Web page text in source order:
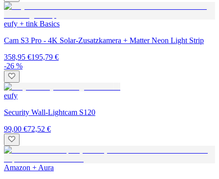
eufy + tink Basics
Cam S3 Pro - 4K Solar-Zusatzkamera + Matter Neon Light Strip
358,95 €195,79 €
-26 %
eufy
Security Wall-Lightcam S120
99,00 €72,52 €
Amazon + Aura